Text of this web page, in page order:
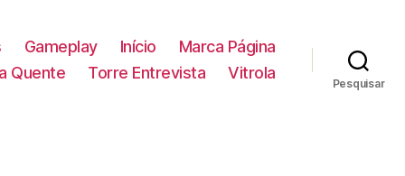
Gameplay Início
Marca Página
Quente
Torre Entrevista Vitrola
Pesquisar